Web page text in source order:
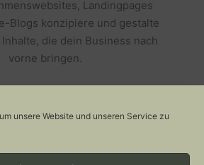
unsere Website und unseren Service zu
Landingpages
Blogs konzipiere und gestalte
die dein Business nach
vorne bringen.
MACHEN >>